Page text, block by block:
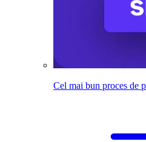
Cel mai bun proces de